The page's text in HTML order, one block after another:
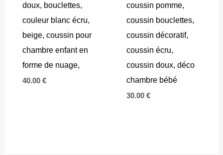
doux, bouclettes,
couleur blanc écru,
beige, coussin pour
chambre enfant en
forme de nuage,
40.00 €
coussin pomme,
coussin bouclettes,
coussin décoratif,
coussin écru,
coussin doux, déco
chambre bébé
30.00 €